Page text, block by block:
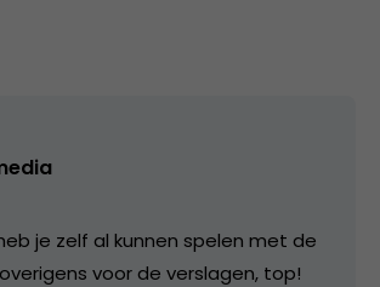
je zelf al kunnen spelen met de
overigens voor de verslagen, top!